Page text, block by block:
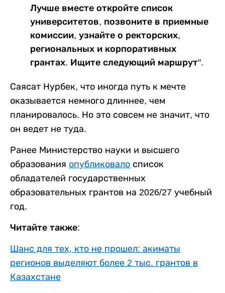
Лучше вместе откройте список
университетов, позвоните в приемные
комиссии, узнайте о ректорских,
региональных и корпоративных
грантах. Ищите следующий маршрут".
Саясат Нурбек, что иногда путь к мечте
оказывается немного длиннее, чем
планировалось. Но это совсем не значит, что
он ведет не туда.
Ранее Министерство науки и высшего
образования опубликовало список
обладателей государственных
образовательных грантов на 2026/27 учебный
год.
Читайте также:
Шанс для тех, кто не прошел: акиматы
регионов выделяют более 2 тыс. грантов в
Казахстане